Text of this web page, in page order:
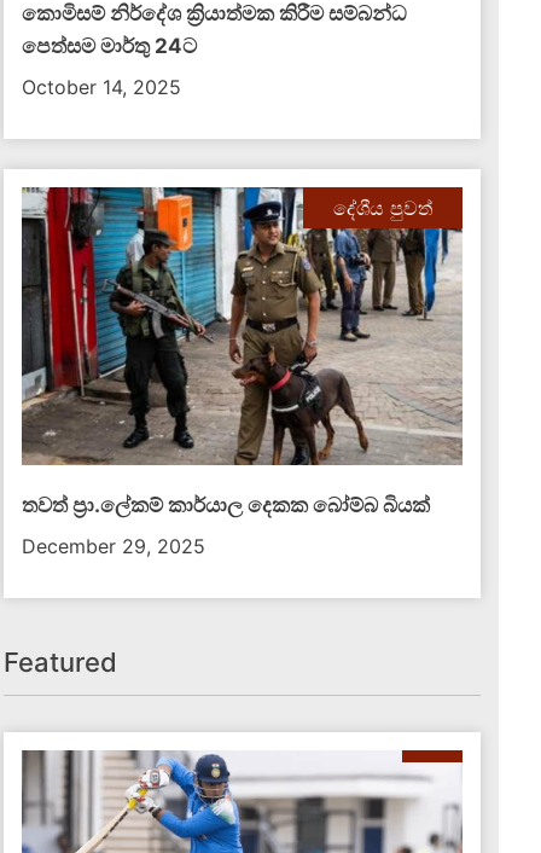
කොමිසම් නිර්දේශ ක්‍රියාත්මක කිරීම සම්බන්ධ
පෙත්සම මාර්තු 24ට
October 14, 2025
දේශීය පුවත්
තවත් ප්‍රා.ලේකම් කාර්යාල දෙකක බෝම්බ බියක්
December 29, 2025
Featured